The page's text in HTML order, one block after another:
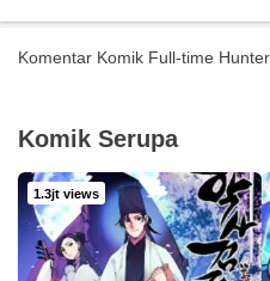
Komentar Komik Full-time
Komik Serupa
1.3jt views